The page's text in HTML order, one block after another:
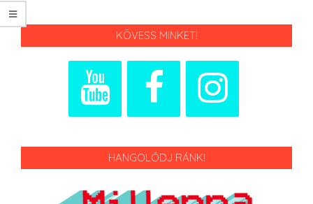
KÖVESS MINKET!
HANGOLÓDJ RÁNK!